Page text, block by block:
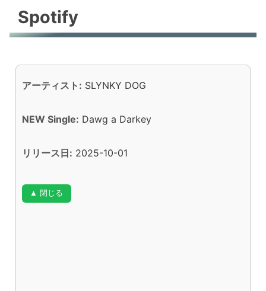
Spotify
アーティスト: SLYNKY DOG
NEW Single: Dawg a Darkey
リリース日: 2025-10-01
▲ 閉じる